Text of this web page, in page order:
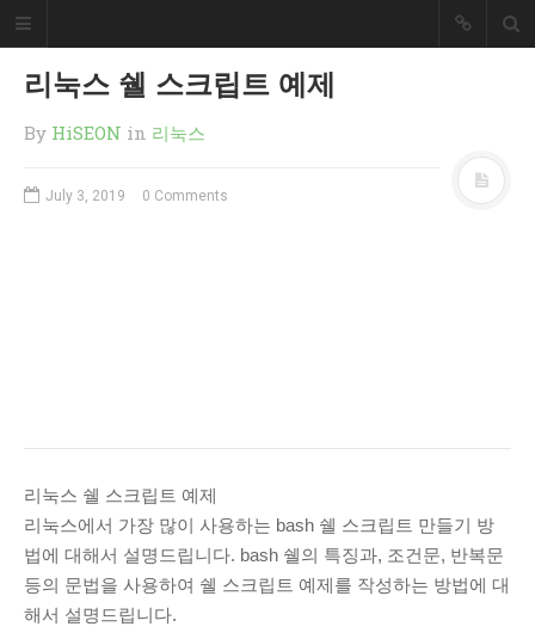
HiSEON
개발자 블러그
개발과 관련된 내용을 정리했습니다.
SEARCH
PHP 파일 업로드 예제
ARCHIVES
March 2025(1)
November 2024
리눅스 쉘 스크립트 예제
By HiSEON in 리눅스
July 3, 2019 0 Comments
리눅스 쉘 스크립트 예제
리눅스에서 가장 많이 사용하는 bash 쉘 스크립트 만들기 방
법에 대해서 설명드립니다. bash 쉘의 특징과, 조건문, 반복문
등의 문법을 사용하여 쉘 스크립트 예제를 작성하는 방법에 대
해서 설명드립니다.